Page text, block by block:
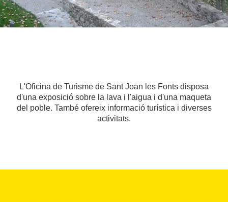
L'Oficina de Turisme de Sant Joan les Fonts disposa
d'una exposició sobre la lava i l'aigua i d'una maqueta
del poble. També ofereix informació turística i diverses
activitats.